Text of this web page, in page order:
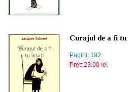
Curajul de a fi tu
Pagini: 192
Pret: 23.00 lei